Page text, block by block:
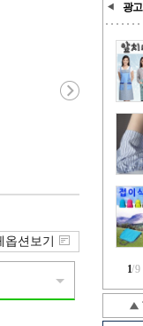
광고
1/9
옵션보기